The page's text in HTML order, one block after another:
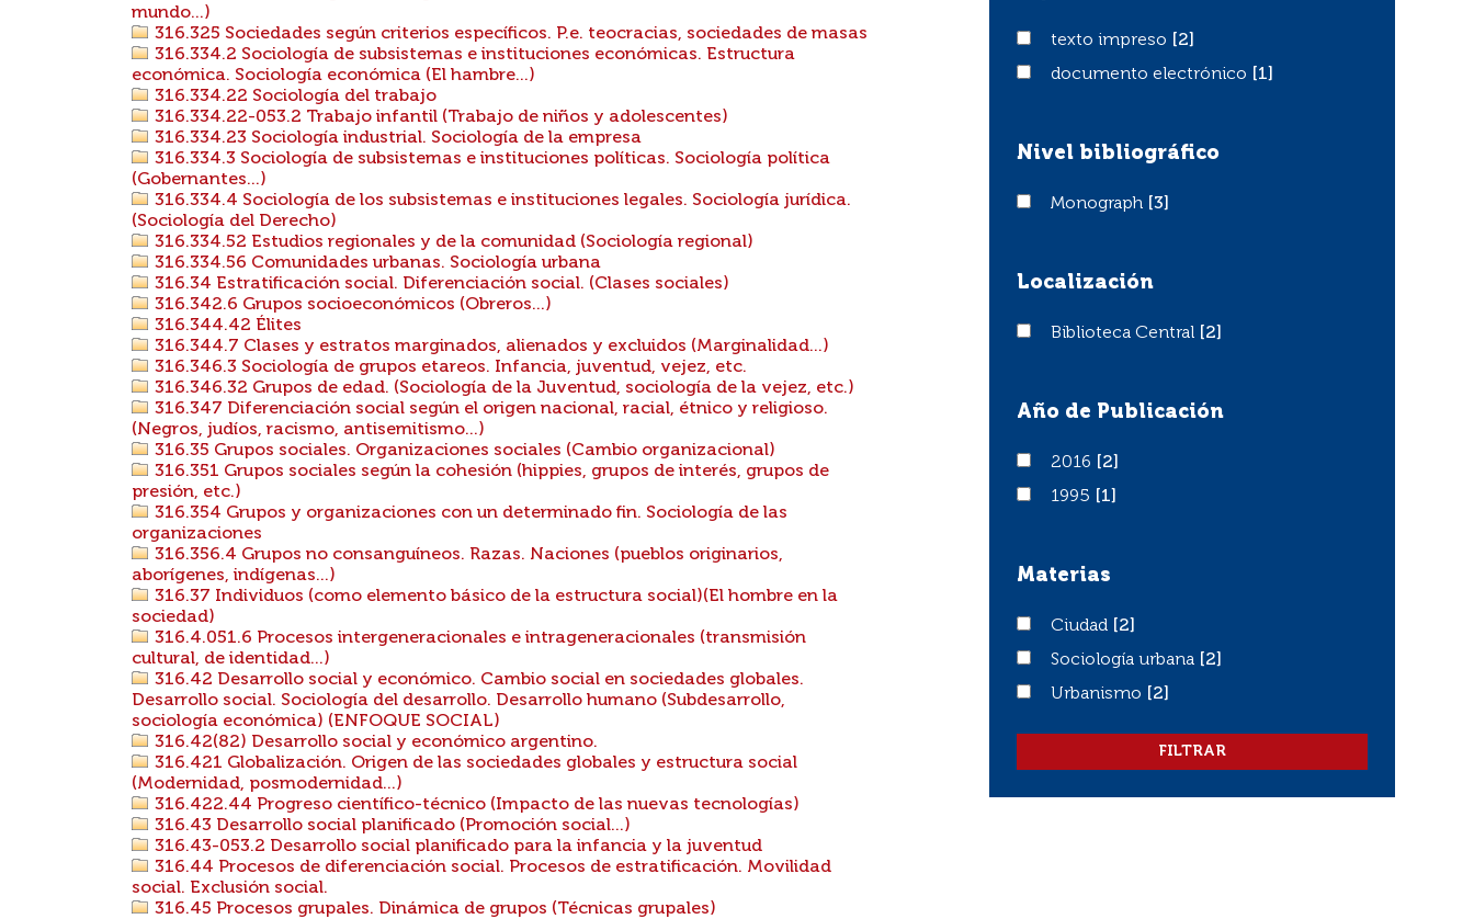
mundo...)
316.325 Sociedades según criterios específicos. P.e. teocracias, sociedades de masas
316.334.2 Sociología de subsistemas e instituciones económicas. Estructura
económica. Sociología económica (El hambre...)
316.334.22 Sociología del trabajo
316.334.22-053.2 Trabajo infantil (Trabajo de niños y adolescentes)
316.334.23 Sociología industrial. Sociología de la empresa
316.334.3 Sociología de subsistemas e instituciones políticas. Sociología política
(Gobernantes...)
316.334.4 Sociología de los subsistemas e instituciones legales. Sociología jurídica.
(Sociología del Derecho)
316.334.52 Estudios regionales y de la comunidad (Sociología regional)
316.334.56 Comunidades urbanas. Sociología urbana
316.34 Estratificación social. Diferenciación social. (Clases sociales)
316.342.6 Grupos socioeconómicos (Obreros...)
316.344.42 Élites
316.344.7 Clases y estratos marginados, alienados y excluidos (Marginalidad...)
316.346.3 Sociología de grupos etareos. Infancia, juventud, vejez, etc.
316.346.32 Grupos de edad. (Sociología de la Juventud, sociología de la vejez, etc.)
316.347 Diferenciación social según el origen nacional, racial, étnico y religioso.
(Negros, judíos, racismo, antisemitismo...)
316.35 Grupos sociales. Organizaciones sociales (Cambio organizacional)
316.351 Grupos sociales según la cohesión (hippies, grupos de interés, grupos de
presión, etc.)
316.354 Grupos y organizaciones con un determinado fin. Sociología de las
organizaciones
316.356.4 Grupos no consanguíneos. Razas. Naciones (pueblos originarios,
aborígenes, indígenas...)
316.37 Individuos (como elemento básico de la estructura social)(El hombre en la
sociedad)
316.4.051.6 Procesos intergeneracionales e intrageneracionales (transmisión
cultural, de identidad...)
316.42 Desarrollo social y económico. Cambio social en sociedades globales.
Desarrollo social. Sociología del desarrollo. Desarrollo humano (Subdesarrollo,
sociología económica) (ENFOQUE SOCIAL)
316.42(82) Desarrollo social y económico argentino.
316.421 Globalización. Origen de las sociedades globales y estructura social
(Modernidad, posmodernidad...)
316.422.44 Progreso científico-técnico (Impacto de las nuevas tecnologías)
316.43 Desarrollo social planificado (Promoción social...)
316.43-053.2 Desarrollo social planificado para la infancia y la juventud
316.44 Procesos de diferenciación social. Procesos de estratificación. Movilidad
social. Exclusión social.
316.45 Procesos grupales. Dinámica de grupos (Técnicas grupales)
texto impreso
texto impreso
[2]
documento electrónico
documento electrónico [1]
Nivel bibliográfico
Monograph
Monograph [3]
Localización
Biblioteca Central
Biblioteca Central [2]
Año de Publicación
20162016
[2]
19951995 [1]
Materias
CiudadCiudad
[2]
Sociología urbana
Sociología urbana
[2]
Urbanismo
Urbanismo [2]